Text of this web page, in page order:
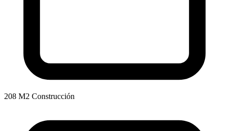
208 M2 Construcción